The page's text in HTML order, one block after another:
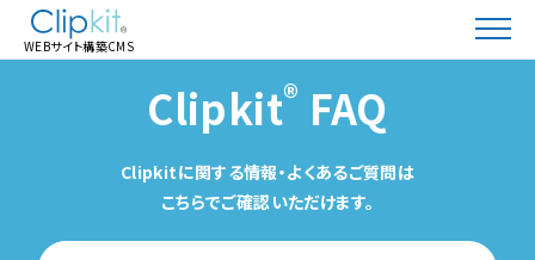
WEBサイト構築CMS
Clipkit® FAQ
Clipkitに関する情報・よくあるご質問は
こちらでご確認いただけます。